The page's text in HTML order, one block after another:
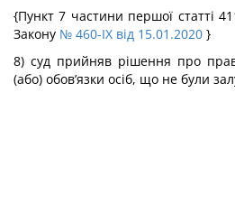
{Пункт 7 частини першої статті
Закону № 460-IX від 15.01.2020 }
8) суд прийняв рішення про
(або) обов’язки осіб, що не були